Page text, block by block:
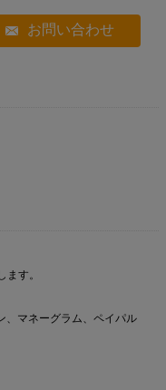
お問い合わせ
す。
、マネーグラム、ペイパル